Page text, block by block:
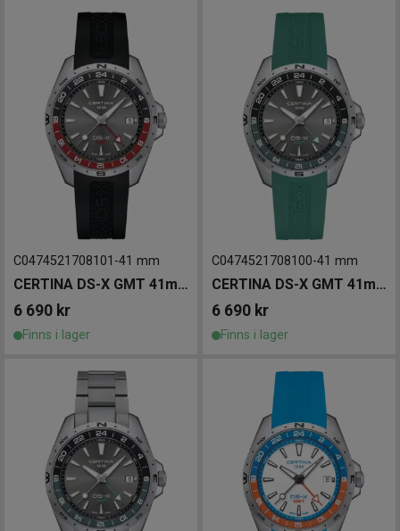
C0474521708101 -41 mm
CERTINA DS-X GMT 41mm
6 690 kr
Finns i lager
C0474521708100-41 mm
CERTINA DS-X GMT 41mm
6 690 kr
Finns i lager